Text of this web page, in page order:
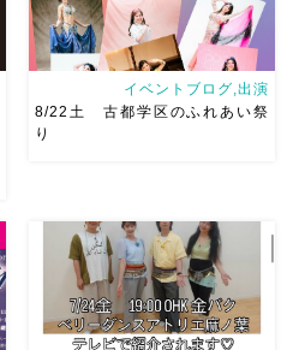
りにて踊らせていただきます♡
太鼓も叩くよー！私たちは
18:40頃から出演です屋台も出
てとても楽しいお祭りになりそ
う
私たちも踊った後は祭り
イベントブログ,出演
8/22土 古都学区のふれあい祭
り